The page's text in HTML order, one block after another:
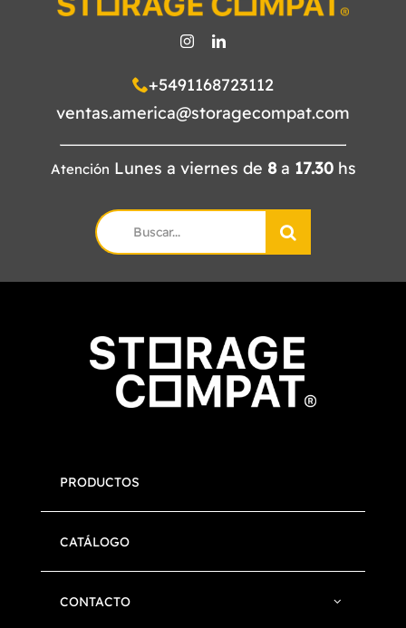
+5491168723112
ventas.america@storagecompat.com
Atención Lunes a viernes de 8a 17.30hs
Search
for:
PRODUCTOS
CATÁLOGO
CONTACTO